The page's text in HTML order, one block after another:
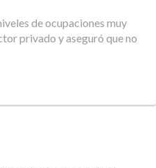
de ocupaciones muy
privado y aseguró que no